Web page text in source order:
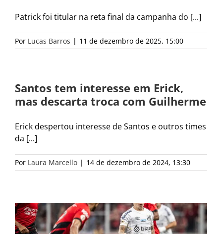
Patrick foi titular na reta final da campanha do [...]
Por Lucas Barros | 11 de dezembro de 2025, 15:00
Santos tem interesse em Erick,
mas descarta troca com Guilherme
Erick despertou interesse de Santos e outros times
da [...]
Por Laura Marcello | 14 de dezembro de 2024, 13:30